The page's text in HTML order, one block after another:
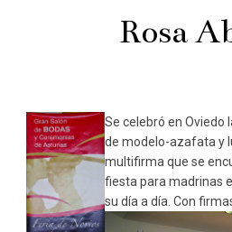
Rosa
Se celebró en Oviedo
de modelo-azafata y
multifirma que se
fiesta para madrinas
su día a día. Con